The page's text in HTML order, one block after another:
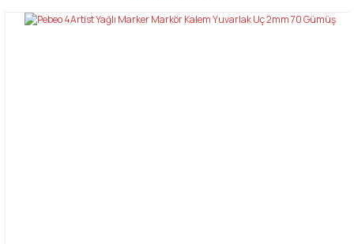
Bu ürüne ilk yorumu siz yapın!
tarafımıza iletebilirsiniz.